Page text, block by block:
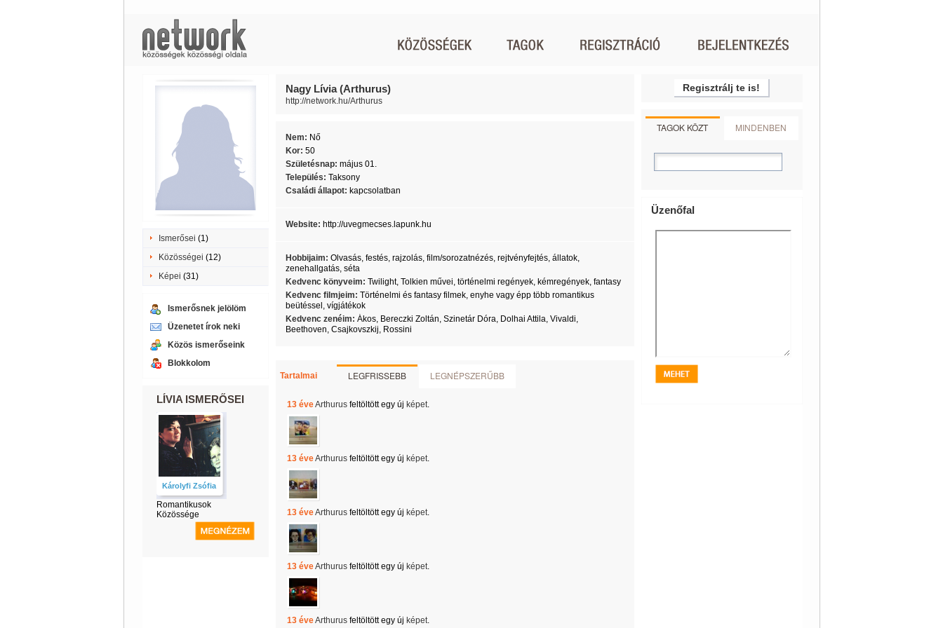
Ismerősei (1)
Közösségei (12)
Képei (31)
Ismerősnek jelölöm
Üzenetet írok neki
Közös ismerőseink
Blokkolom
LÍVIA ISMERŐSEI
Károlyfi Zsófia
Romantikusok
Közössége
Nagy Lívia (Arthurus)
http://network.hu/Arthurus
Nem: Nő
Kor: 50
Születésnap: május 01.
Település: Taksony
Családi állapot: kapcsolatban
Website: http://uvegmecses.lapunk.hu
Hobbijaim: Olvasás, festés, rajzolás, film/sorozatnézés, rejtvényfejtés, állatok,
zenehallgatás, séta
Kedvenc könyveim: Twilight, Tolkien művei, történelmi regények, kémregények, fantasy
Kedvenc filmjeim: Történelmi és fantasy filmek, enyhe vagy épp több romantikus
beütéssel, vígjátékok
Kedvenc zenéim: Ákos, Bereczki Zoltán, Szinetár Dóra, Dolhai Attila, Vivaldi,
Beethoven, Csajkovszkij, Rossini
Tartalmai LEGFRISSEBB LEGNÉPSZERŰBB
13 éveArthurusfeltöltött egy új képet.
13 éveArthurusfeltöltött egy új képet.
13 éveArthurusfeltöltött egy új képet.
13 éveArthurusfeltöltött egy új képet.
13 éveArthurusfeltöltött egy új képet.
Regisztrálj te is!
TAGOK KÖZT MINDENBEN
Üzenőfal